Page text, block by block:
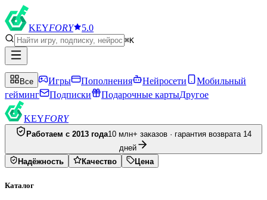
KEYFORY 5.0
⌘K
Все Игры Пополнения Нейросети
Мобильный
гейминг
Подписки Подарочные картыДругое
KEYFORY
Работаем с 2013 года10 млн+ заказов · гарантия возврата 14
дней
Надёжность
Качество Цена
Каталог